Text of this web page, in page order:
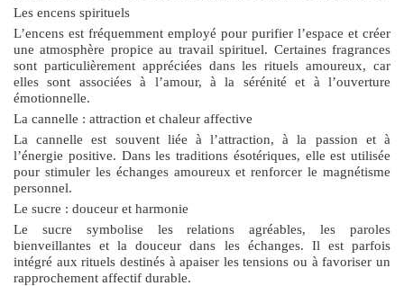
Les encens spirituels
L’encens est fréquemment employé pour purifier l’espace et créer
une atmosphère propice au travail spirituel. Certaines fragrances
sont particulièrement appréciées dans les rituels amoureux, car
elles sont associées à l’amour, à la sérénité et à l’ouverture
émotionnelle.
La cannelle : attraction et chaleur affective
La cannelle est souvent liée à l’attraction, à la passion et à
l’énergie positive. Dans les traditions ésotériques, elle est utilisée
pour stimuler les échanges amoureux et renforcer le magnétisme
personnel.
Le sucre : douceur et harmonie
Le sucre symbolise les relations agréables, les paroles
bienveillantes et la douceur dans les échanges. Il est parfois
intégré aux rituels destinés à apaiser les tensions ou à favoriser un
rapprochement affectif durable.